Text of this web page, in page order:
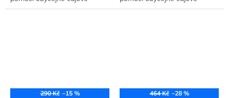
svíčky. Ta je umístěna ve
svíčky. Ta je umístěna ve
290 Kč –15 % 464 Kč –28 %